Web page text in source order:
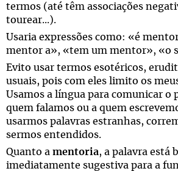
termos (até têm associações
tourear...).
Usaria expressões como: «é
mentor a», «tem um mentor», «o
Evito usar termos esotéricos,
usuais, pois com eles limito os
Usamos a língua para comunicar o
quem falamos ou a quem
usarmos palavras estranhas,
sermos entendidos.
Quanto a mentoria, a palavra está
imediatamente sugestiva para a